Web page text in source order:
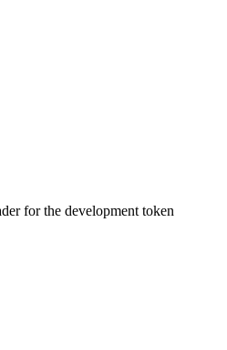
for the development token